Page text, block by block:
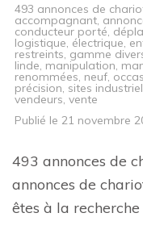
493 annonces de
accompagnant,
conducteur porté,
logistique, électrique,
restreints, gamme
linde, manipulation,
renommées, neuf,
précision, sites
vendeurs, vente
Publié le 21 novembre
493 annonces de
annonces de
êtes à la